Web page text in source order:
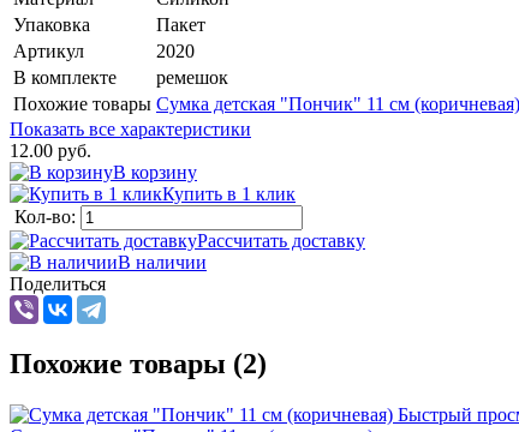
Упаковка
Пакет
Артикул
2020
В комплекте
ремешок
Похожие товары Сумка детская "Пончик" 11 см (коричневая)
Показать все характеристики
12.00 руб.
В корзину
Купить в 1 клик
Кол-во:
Рассчитать доставку
В наличии
Поделиться
Похожие товары (2)
Быстрый